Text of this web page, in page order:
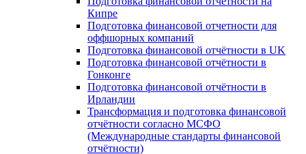
Кипре
Подготовка финансовой отчетности для
оффшорных компаний
Подготовка финансовой отчётности в UK
Подготовка финансовой отчётности в
Гонконге
Подготовка финансовой отчётности в
Ирландии
Трансформация и подготовка финансовой
отчётности согласно МСФО
(Международные стандарты финансовой
отчётности)